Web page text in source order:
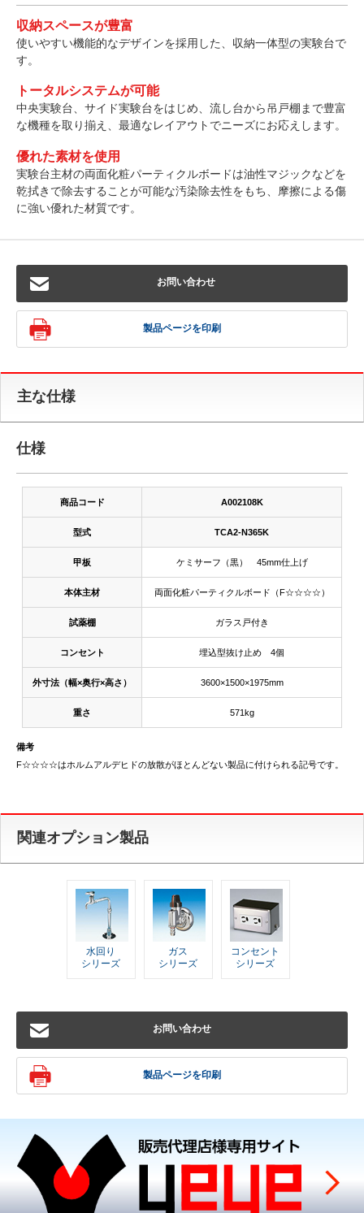
収納スペースが豊富
使いやすい機能的なデザインを採用した、収納一体型の実験台で
す。
トータルシステムが可能
中央実験台、サイド実験台をはじめ、流し台から吊戸棚まで豊富
な機種を取り揃え、最適なレイアウトでニーズにお応えします。
優れた素材を使用
実験台主材の両面化粧パーティクルボードは油性マジックなどを
乾拭きで除去することが可能な汚染除去性をもち、摩擦による傷
に強い優れた材質です。
お問い合わせ
製品ページを印刷
主な仕様
仕様
商品コード A002108K
型式 TCA2-N365K
甲板 ケミサーフ（黒） 45mm仕上げ
本体主材 両面化粧パーティクルボード（F☆☆☆☆）
試薬棚 ガラス戸付き
コンセント 埋込型抜け止め 4個
外寸法（幅×奥行×高さ） 3600×1500×1975mm
重さ 571kg
備考
F☆☆☆☆はホルムアルデヒドの放散がほとんどない製品に付けられる記号です。
関連オプション製品
水回り
シリーズ
ガス
シリーズ
コンセント
シリーズ
お問い合わせ
製品ページを印刷